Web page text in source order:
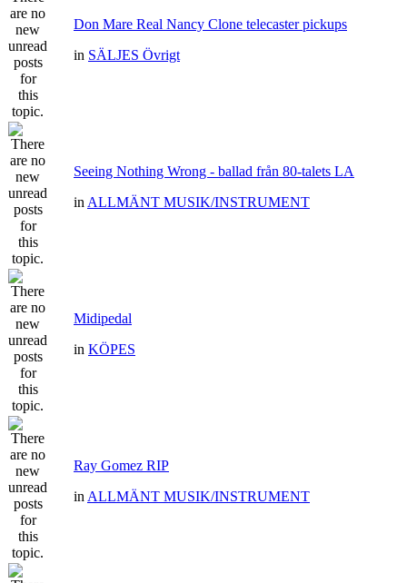
Don Mare Real Nancy Clone telecaster pickups
in SÄLJES Övrigt
Seeing Nothing Wrong - ballad från 80-talets LA
in ALLMÄNT MUSIK/INSTRUMENT
Midipedal
in KÖPES
Ray Gomez RIP
in ALLMÄNT MUSIK/INSTRUMENT